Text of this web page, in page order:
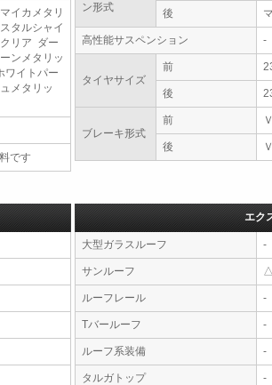
イカメタリ
タルシャイ
リア ダー
ンメタリッ
ワイトパー
メタリッ
です
ン形式
後
高性能サスペンション -
タイヤサイズ
前
後
ブレーキ形式
前
後
エク
大型ガラスルーフ -
サンルーフ
ルーフレール -
Tバールーフ -
ルーフ系装備 -
タルガトップ -